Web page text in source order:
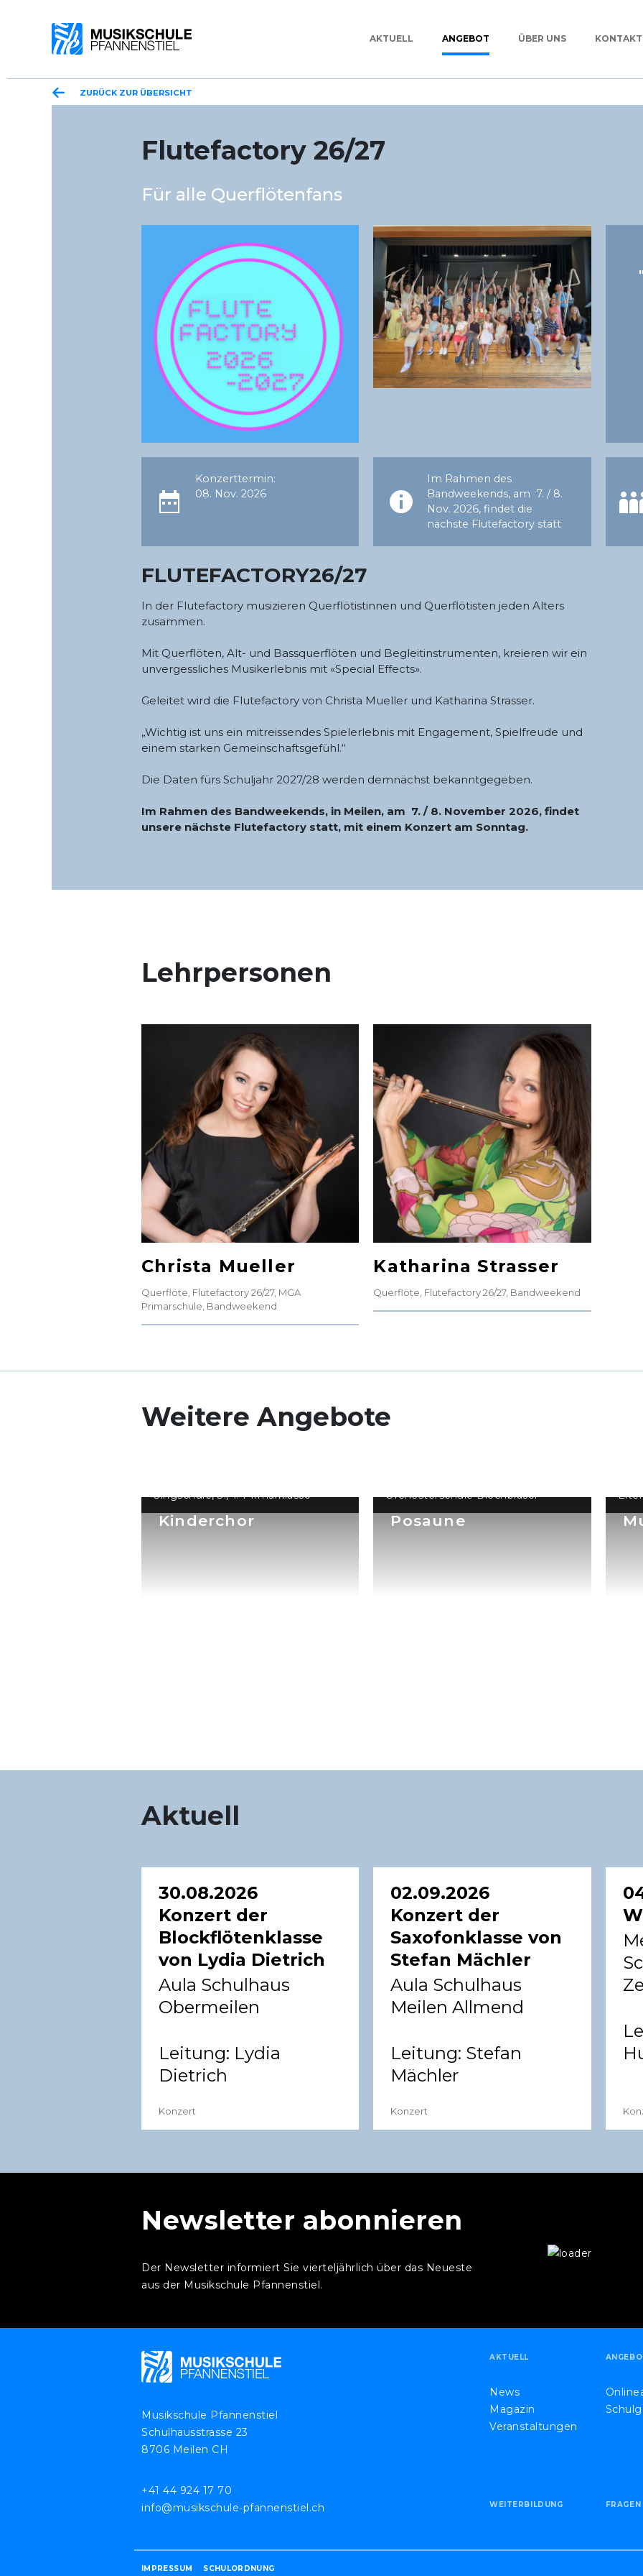
AKTUELL ANGEBOT ÜBER UNS KONTAKT
ZURÜCK ZUR ÜBERSICHT
Flutefactory 26/27
Für alle Querflötenfans
Konzerttermin:
08. Nov. 2026
Im Rahmen des
Bandweekends, am 7. / 8.
Nov. 2026, findet die
nächste Flutefactory statt
FLUTEFACTORY26/27
In der Flutefactory musizieren Querflötistinnen und Querflötisten jeden Alters
zusammen.
Mit Querflöten, Alt- und Bassquerflöten und Begleitinstrumenten, kreieren wir ein
unvergessliches Musikerlebnis mit «Special Effects».
Geleitet wird die Flutefactory von Christa Mueller und Katharina Strasser.
„Wichtig ist uns ein mitreissendes Spielerlebnis mit Engagement, Spielfreude und
einem starken Gemeinschaftsgefühl.“
Die Daten fürs Schuljahr 2027/28 werden demnächst bekanntgegeben.
Im Rahmen des Bandweekends, in Meilen, am 7. / 8. November 2026, findet
unsere nächste Flutefactory statt, mit einem Konzert am Sonntag.
Lehrpersonen
Christa Mueller
Querflöte Flutefactory 26/27, MGA
Primarschule Bandweekend
Katharina Strasser
Querflöte Flutefactory 26/27, Bandweekend
Weitere Angebote
Kinderchor
Singschule, 3./4. Primarklasse
Posaune
Orchesterschule Blechbläser
Aktuell
30.08.2026
Konzert der
Blockflötenklasse
von Lydia Dietrich
Aula Schulhaus
Obermeilen
Leitung: Lydia
Dietrich
Konzert
02.09.2026
Konzert der
Saxofonklasse von
Stefan Mächler
Aula Schulhaus
Meilen Allmend
Leitung: Stefan
Mächler
Konzert
Newsletter abonnieren
Der Newsletter informiert Sie vierteljährlich über das Neueste
aus der Musikschule Pfannenstiel.
Musikschule Pfannenstiel
Schulhausstrasse 23
8706 Meilen CH
+41 44 924 17 70
info@musikschule-pfannenstiel.ch
AKTUELL
News
Magazin
Veranstaltungen
WEITERBILDUNG FRAGEN
IMPRESSUM SCHULORDNUNG